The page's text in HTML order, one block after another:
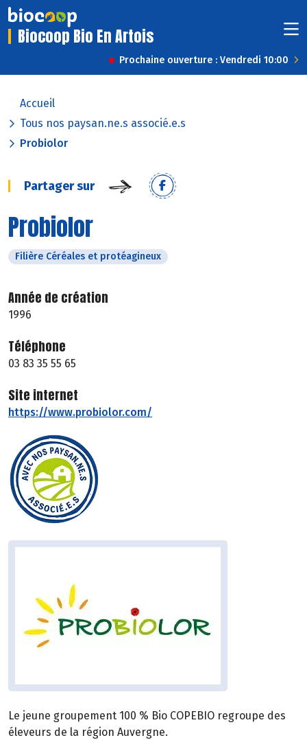
Biocoop Bio En Artois
Prochaine ouverture : Vendredi 10:00
Accueil
Tous nos paysan.ne.s associé.e.s
Probiolor
Partager sur
Probiolor
Filière Céréales et protéagineux
Année de création
1996
Téléphone
03 83 35 55 65
Site internet
https://www.probiolor.com/
Le jeune groupement 100 % Bio COPEBIO regroupe des
éleveurs de la région Auvergne.